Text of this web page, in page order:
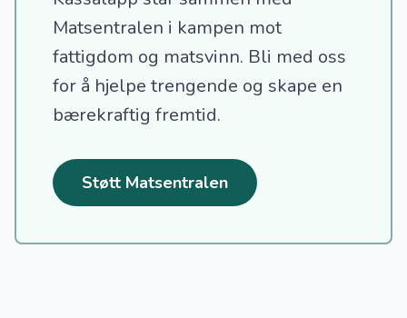
Matsentralen i kampen mot
fattigdom og matsvinn. Bli med oss
for å hjelpe trengende og skape en
bærekraftig fremtid.
Støtt Matsentralen